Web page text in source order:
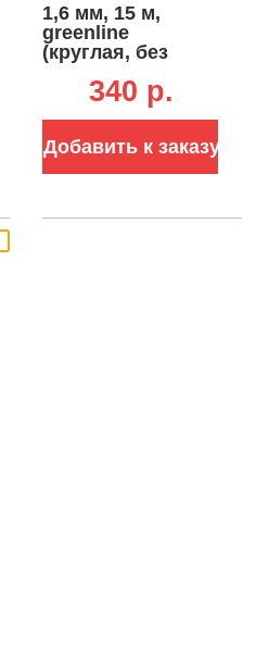
1,6 мм, 15 м,
greenline
(круглая, без
340 p.
Добавить к заказу